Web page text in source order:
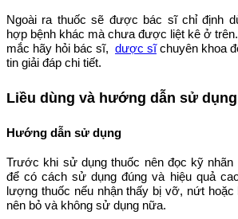
Ngoài ra thuốc sẽ được bác sĩ chỉ định
hợp bệnh khác mà chưa được liệt kê ở
mắc hãy hỏi bác sĩ, dược sĩchuyên khoa
tin giải đáp chi tiết.
Liều dùng và hướng dẫn sử dụng
Hướng dẫn sử dụng
Trước khi sử dụng thuốc nên đọc kỹ nhãn
để có cách sử dụng đúng và hiệu quả
lượng thuốc nếu nhận thấy bị vỡ, nứt hoặc
nên bỏ và không sử dụng nữa.